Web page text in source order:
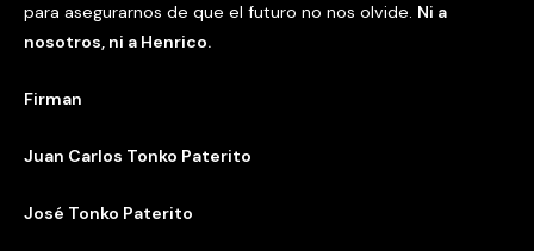
para asegurarnos de que el futuro no nos olvide. Ni a
nosotros, ni a Henrico.
Firman
Juan Carlos Tonko Paterito
José Tonko Paterito